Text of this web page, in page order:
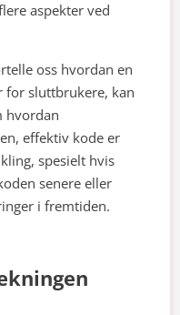
aspekter ved
oss hvordan en
for sluttbrukere, kan
hvordan
effektiv kode er
spesielt hvis
senere eller
i fremtiden.